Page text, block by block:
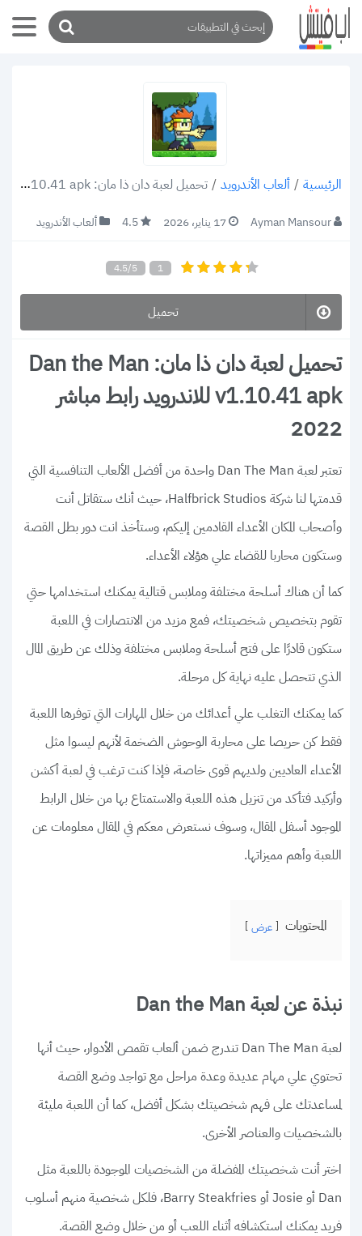
الرئيسية / ألعاب الأندرويد / تحميل لعبة دان ذا مان: Dan the Man v1.10.41 apk للاندرويد رابط مباشر 2022
Ayman Mansour 17 يناير، 2026 4.5 ألعاب الأندرويد
4.5/5 1
تحميل
تحميل لعبة دان ذا مان: Dan the Man
v1.10.41 apk للاندرويد رابط مباشر
2022
تعتبر لعبة Dan The Man واحدة من أفضل الألعاب التنافسية التي
قدمتها لنا شركة Halfbrick Studios، حيث أنك ستقاتل أنت
وأصحاب المكان الأعداء القادمين إليكم، وستأخذ انت دور بطل القصة
وستكون محاربا للقضاء علي هؤلاء الأعداء.
كما أن هناك أسلحة مختلفة وملابس قتالية يمكنك استخدامها حتي
تقوم بتخصيص شخصيتك، فمع مزيد من الانتصارات في اللعبة
ستكون قادرًا على فتح أسلحة وملابس مختلفة وذلك عن طريق المال
الذي تتحصل عليه نهاية كل مرحلة.
كما يمكنك التغلب علي أعدائك من خلال المهارات التي توفرها اللعبة
فقط كن حريصا على محاربة الوحوش الضخمة لأنهم ليسوا مثل
الأعداء العاديين ولديهم قوى خاصة، فإذا كنت ترغب في لعبة أكشن
وأركيد فتأكد من تنزيل هذه اللعبة والاستمتاع بها من خلال الرابط
الموجود أسفل المقال، وسوف نستعرض معكم في المقال معلومات عن
اللعبة وأهم مميزاتها.
المحتويات عرض
نبذة عن لعبة Dan the Man
لعبة Dan The Man تندرج ضمن ألعاب تقمص الأدوار، حيث أنها
تحتوي علي مهام عديدة وعدة مراحل مع تواجد وضع القصة
لمساعدتك على فهم شخصيتك بشكل أفضل، كما أن اللعبة مليئة
بالشخصيات والعناصر الأخرى.
اختر أنت شخصيتك المفضلة من الشخصيات الموجودة باللعبة مثل
Dan أو Josie أو Barry Steakfries، فلكل شخصية منهم أسلوب
فريد يمكنك استكشافه أثناء اللعب أو من خلال وضع القصة.